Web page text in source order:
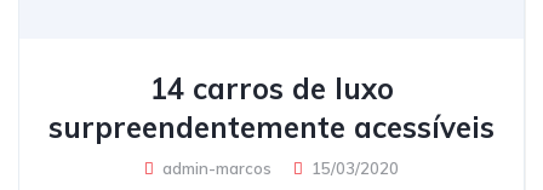
14 carros de luxo
surpreendentemente acessíveis
admin-marcos 15/03/2020